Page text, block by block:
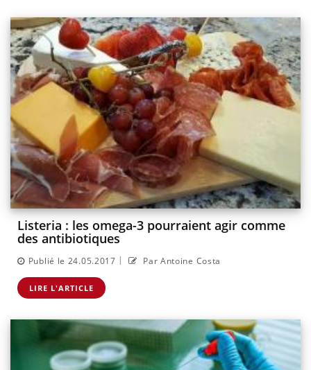
Listeria : les omega-3 pourraient agir comme
des antibiotiques
Publié le 24.05.2017 | Par Antoine Costa
LIRE L'ARTICLE